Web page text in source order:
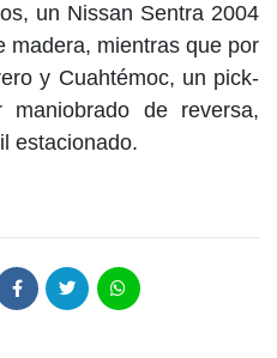
un Nissan Sentra 2004
madera, mientras que por
y Cuahtémoc, un pick-
de reversa,
estacionado.